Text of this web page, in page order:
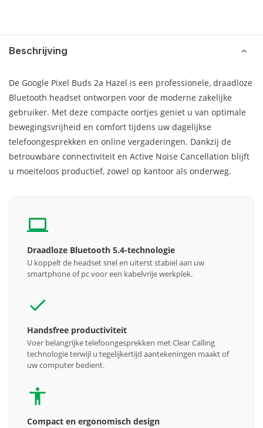
Beschrijving
De Google Pixel Buds 2a Hazel is een professionele, draadloze
Bluetooth headset ontworpen voor de moderne zakelijke
gebruiker. Met deze compacte oortjes geniet u van optimale
bewegingsvrijheid en comfort tijdens uw dagelijkse
telefoongesprekken en online vergaderingen. Dankzij de
betrouwbare connectiviteit en Active Noise Cancellation blijft
u moeiteloos productief, zowel op kantoor als onderweg.
Draadloze Bluetooth 5.4-technologie
U koppelt de headset snel en uiterst stabiel aan uw
smartphone of pc voor een kabelvrije werkplek.
Handsfree productiviteit
Voer belangrijke telefoongesprekken met Clear Calling
technologie terwijl u tegelijkertijd aantekeningen maakt of
uw computer bedient.
Compact en ergonomisch design